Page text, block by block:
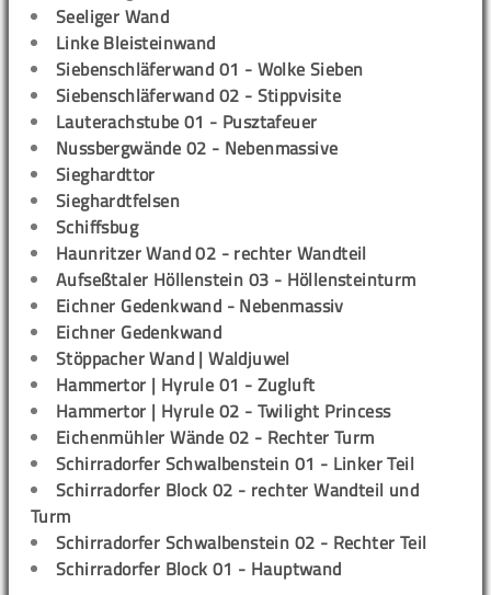
Seeliger Wand
Linke Bleisteinwand
Siebenschläferwand 01 - Wolke Sieben
Siebenschläferwand 02 - Stippvisite
Lauterachstube 01 - Pusztafeuer
Nussbergwände 02 - Nebenmassive
Sieghardttor
Sieghardtfelsen
Schiffsbug
Haunritzer Wand 02 - rechter Wandteil
Aufseßtaler Höllenstein 03 - Höllensteinturm
Eichner Gedenkwand - Nebenmassiv
Eichner Gedenkwand
Stöppacher Wand | Waldjuwel
Hammertor | Hyrule 01 - Zugluft
Hammertor | Hyrule 02 - Twilight Princess
Eichenmühler Wände 02 - Rechter Turm
Schirradorfer Schwalbenstein 01 - Linker Teil
Schirradorfer Block 02 - rechter Wandteil und
Turm
Schirradorfer Schwalbenstein 02 - Rechter Teil
Schirradorfer Block 01 - Hauptwand